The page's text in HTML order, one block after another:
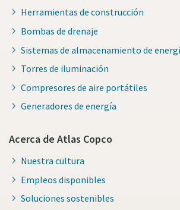
Herramientas de construcción
Bombas de drenaje
Sistemas de almacenamiento de
Torres de iluminación
Compresores de aire portátiles
Generadores de energía
Acerca de Atlas Copco
Nuestra cultura
Empleos disponibles
Soluciones sostenibles